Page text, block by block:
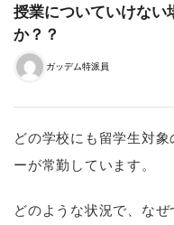
授業についていけない
か？？
ガッデム特派員
どの学校にも留学生対
ーが常勤しています。
どのような状況で、な